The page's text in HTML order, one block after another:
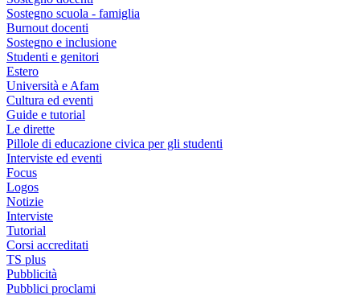
Sostegno scuola - famiglia
Burnout docenti
Sostegno e inclusione
Studenti e genitori
Estero
Università e Afam
Cultura ed eventi
Guide e tutorial
Le dirette
Pillole di educazione civica per gli studenti
Interviste ed eventi
Focus
Logos
Notizie
Interviste
Tutorial
Corsi accreditati
TS plus
Pubblicità
Pubblici proclami